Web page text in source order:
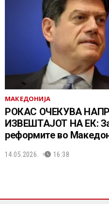
МАКЕДОНИЈА
РОКАС ОЧЕКУВА
ИЗВЕШТАЈОТ НА ЕК:
реформите во
14.05.2026. 16:38